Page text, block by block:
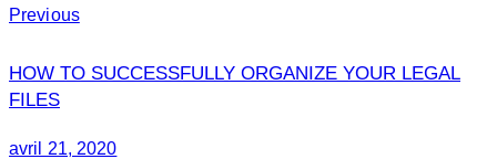
Previous
HOW TO SUCCESSFULLY ORGANIZE YOUR LEGAL
FILES
avril 21, 2020